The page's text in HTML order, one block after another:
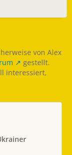
von Alex
gestellt.
interessiert,